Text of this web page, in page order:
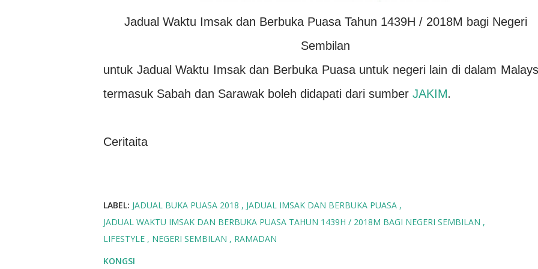
Jadual Waktu Imsak dan Berbuka Puasa Tahun 1439H / 2018M bagi Negeri
Sembilan
untuk Jadual Waktu Imsak dan Berbuka Puasa untuk negeri lain di dalam
termasuk Sabah dan Sarawak boleh didapati dari sumber JAKIM.
Ceritaita
LABEL: JADUAL BUKA PUASA 2018
JADUAL IMSAK DAN BERBUKA PUASA
JADUAL WAKTU IMSAK DAN BERBUKA PUASA TAHUN 1439H / 2018M BAGI NEGERI SEMBILAN
LIFESTYLE
NEGERI SEMBILAN
RAMADAN
KONGSI